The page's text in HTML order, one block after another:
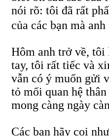
nói rõ: tôi đã rất
của các bạn mà
Hôm anh trở về, tôi
tay, tôi rất tiếc và
vẫn có ý muốn gửi
tỏ mối quan hệ
mong càng ngày
Các bạn hãy coi